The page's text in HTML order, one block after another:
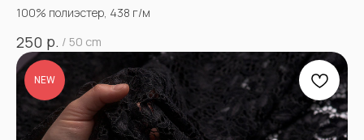
100% полиэстер, 438 г/м
250 р. / 50 cm
NEW